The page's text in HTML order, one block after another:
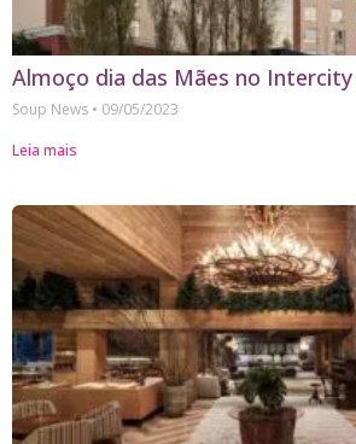
Almoço dia das Mães no Intercity
Soup News
09/05/2023
Leia mais